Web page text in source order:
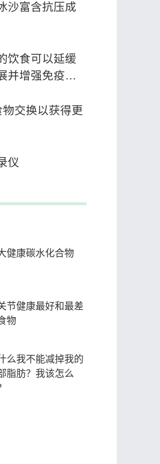
沙富含抗压成
饮食可以延缓
并增强免疫系
交换以获得更
仪
健康碳水化合物
节健康最好和最差
物
么我不能减掉我的
脂肪？我该怎么